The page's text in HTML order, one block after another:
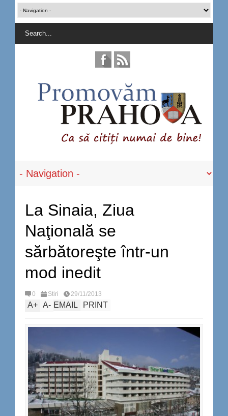
La Sinaia, Ziua
Naţională se
sărbătoreşte într-un
mod inedit
0 Stiri 29/11/2013
A+ A- EMAIL PRINT